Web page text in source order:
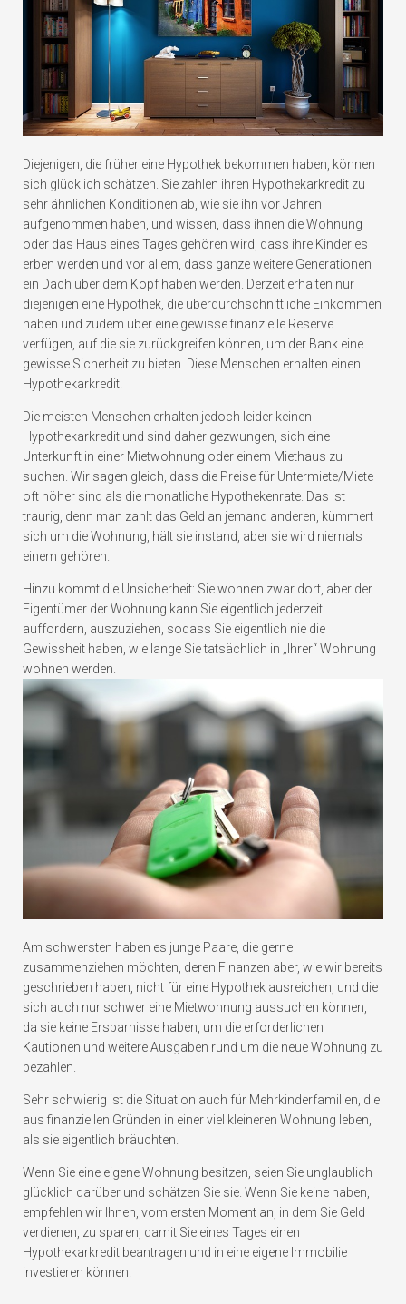
Diejenigen, die früher eine Hypothek bekommen haben, können
sich glücklich schätzen. Sie zahlen ihren Hypothekarkredit zu
sehr ähnlichen Konditionen ab, wie sie ihn vor Jahren
aufgenommen haben, und wissen, dass ihnen die Wohnung
oder das Haus eines Tages gehören wird, dass ihre Kinder es
erben werden und vor allem, dass ganze weitere Generationen
ein Dach über dem Kopf haben werden. Derzeit erhalten nur
diejenigen eine Hypothek, die überdurchschnittliche Einkommen
haben und zudem über eine gewisse finanzielle Reserve
verfügen, auf die sie zurückgreifen können, um der Bank eine
gewisse Sicherheit zu bieten. Diese Menschen erhalten einen
Hypothekarkredit.
Die meisten Menschen erhalten jedoch leider keinen
Hypothekarkredit und sind daher gezwungen, sich eine
Unterkunft in einer Mietwohnung oder einem Miethaus zu
suchen. Wir sagen gleich, dass die Preise für Untermiete/Miete
oft höher sind als die monatliche Hypothekenrate. Das ist
traurig, denn man zahlt das Geld an jemand anderen, kümmert
sich um die Wohnung, hält sie instand, aber sie wird niemals
einem gehören.
Hinzu kommt die Unsicherheit: Sie wohnen zwar dort, aber der
Eigentümer der Wohnung kann Sie eigentlich jederzeit
auffordern, auszuziehen, sodass Sie eigentlich nie die
Gewissheit haben, wie lange Sie tatsächlich in „Ihrer“ Wohnung
wohnen werden.
Am schwersten haben es junge Paare, die gerne
zusammenziehen möchten, deren Finanzen aber, wie wir bereits
geschrieben haben, nicht für eine Hypothek ausreichen, und die
sich auch nur schwer eine Mietwohnung aussuchen können,
da sie keine Ersparnisse haben, um die erforderlichen
Kautionen und weitere Ausgaben rund um die neue Wohnung zu
bezahlen.
Sehr schwierig ist die Situation auch für Mehrkinderfamilien, die
aus finanziellen Gründen in einer viel kleineren Wohnung leben,
als sie eigentlich bräuchten.
Wenn Sie eine eigene Wohnung besitzen, seien Sie unglaublich
glücklich darüber und schätzen Sie sie. Wenn Sie keine haben,
empfehlen wir Ihnen, vom ersten Moment an, in dem Sie Geld
verdienen, zu sparen, damit Sie eines Tages einen
Hypothekarkredit beantragen und in eine eigene Immobilie
investieren können.